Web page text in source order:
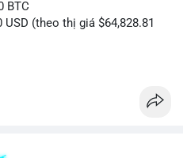
BTC
(theo thị giá $64,828.81
thời điểm thanh khoản